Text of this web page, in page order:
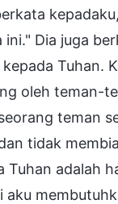
ini." Dia juga
Tuhan.
oleh teman-
teman
tidak
Tuhan adalah
aku